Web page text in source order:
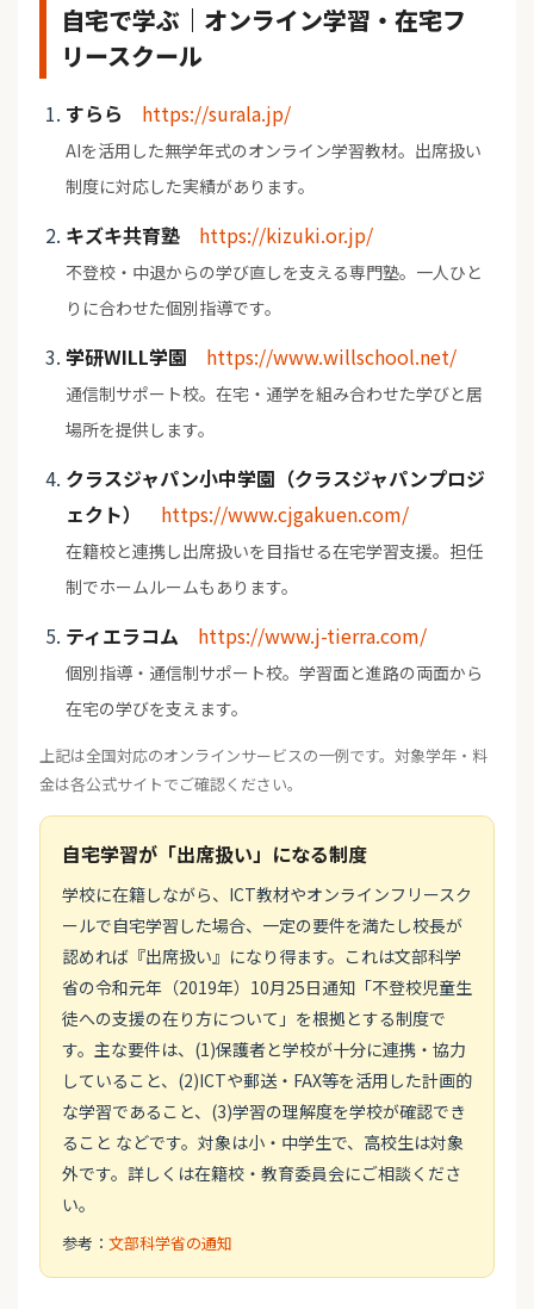
自宅で学ぶ｜オンライン学習・在宅フ
リースクール
すらら https://surala.jp/
AIを活用した無学年式のオンライン学習教材。出席扱い
制度に対応した実績があります。
キズキ共育塾 https://kizuki.or.jp/
不登校・中退からの学び直しを支える専門塾。一人ひと
りに合わせた個別指導です。
学研WILL学園 https://www.willschool.net/
通信制サポート校。在宅・通学を組み合わせた学びと居
場所を提供します。
クラスジャパン小中学園（クラスジャパンプロジ
ェクト）
https://www.cjgakuen.com/
在籍校と連携し出席扱いを目指せる在宅学習支援。担任
制でホームルームもあります。
ティエラコム https://www.j-tierra.com/
個別指導・通信制サポート校。学習面と進路の両面から
在宅の学びを支えます。
上記は全国対応のオンラインサービスの一例です。対象学年・料
金は各公式サイトでご確認ください。
自宅学習が「出席扱い」になる制度
学校に在籍しながら、ICT教材やオンラインフリースク
ールで自宅学習した場合、一定の要件を満たし校長が
認めれば『出席扱い』になり得ます。これは文部科学
省の令和元年（2019年）10月25日通知「不登校児童生
徒への支援の在り方について」を根拠とする制度で
す。主な要件は、(1)保護者と学校が十分に連携・協力
していること、(2)ICTや郵送・FAX等を活用した計画的
な学習であること、(3)学習の理解度を学校が確認でき
ること などです。対象は小・中学生で、高校生は対象
外です。詳しくは在籍校・教育委員会にご相談くださ
い。
参考： 文部科学省の通知